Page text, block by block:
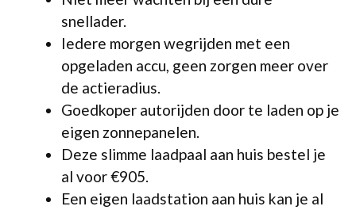
snellader.
Iedere morgen wegrijden met een
opgeladen accu, geen zorgen meer over
de actieradius.
Goedkoper autorijden door te laden op je
eigen zonnepanelen.
Deze slimme laadpaal aan huis bestel je
al voor €905.
Een eigen laadstation aan huis kan je al